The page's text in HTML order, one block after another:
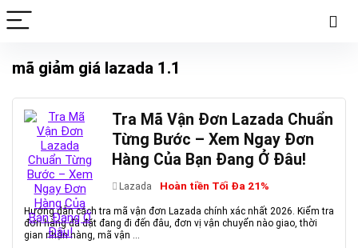
mã giảm giá lazada 1.1
Tra Mã Vận Đơn Lazada Chuẩn
Từng Bước – Xem Ngay Đơn
Hàng Của Bạn Đang Ở Đâu!
Lazada Hoàn tiền Tối Đa 21%
Hướng dẫn cách tra mã vận đơn Lazada chính xác nhất 2026. Kiểm tra
đơn hàng đã đặt đang đi đến đâu, đơn vị vận chuyển nào giao, thời
gian nhận hàng, mã vận ...